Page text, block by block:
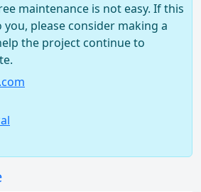
maintenance is not easy. If this
please consider making a
the project continue to